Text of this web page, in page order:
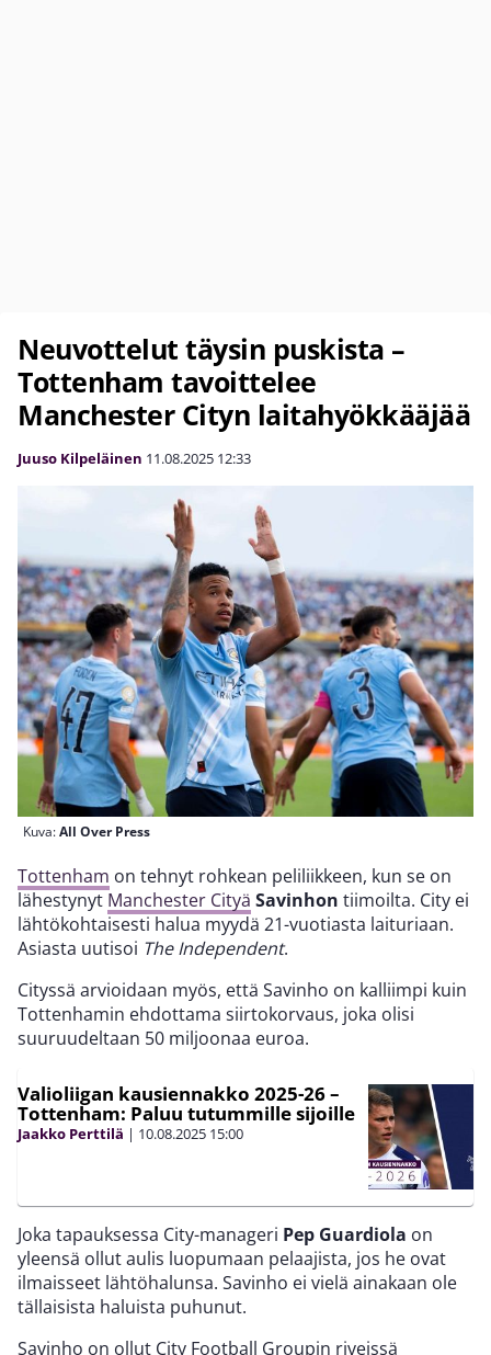
Neuvottelut täysin puskista –
Tottenham tavoittelee
Manchester Cityn laitahyökkääjää
Juuso Kilpeläinen 11.08.2025 12:33
Kuva:All Over Press
Tottenham on tehnyt rohkean peliliikkeen, kun se on
lähestynyt Manchester Cityä Savinhon tiimoilta. City ei
lähtökohtaisesti halua myydä 21-vuotiasta laituriaan.
Asiasta uutisoi The Independent.
Cityssä arvioidaan myös, että Savinho on kalliimpi kuin
Tottenhamin ehdottama siirtokorvaus, joka olisi
suuruudeltaan 50 miljoonaa euroa.
Valioliigan kausiennakko 2025-26 –
Tottenham: Paluu tutummille sijoille
Jaakko Perttilä | 10.08.2025 15:00
Joka tapauksessa City-manageri Pep Guardiola on
yleensä ollut aulis luopumaan pelaajista, jos he ovat
ilmaisseet lähtöhalunsa. Savinho ei vielä ainakaan ole
tällaisista haluista puhunut.
Savinho on ollut City Football Groupin riveissä